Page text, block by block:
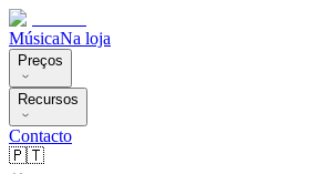
MúsicaNa loja
Preços
Recursos
Contacto
🇵🇹